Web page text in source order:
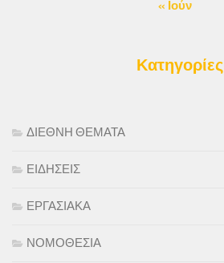
« Ιούν
Κατηγορίες
ΔΙΕΘΝΗ ΘΕΜΑΤΑ
ΕΙΔΗΣΕΙΣ
ΕΡΓΑΣΙΑΚΑ
ΝΟΜΟΘΕΣΙΑ